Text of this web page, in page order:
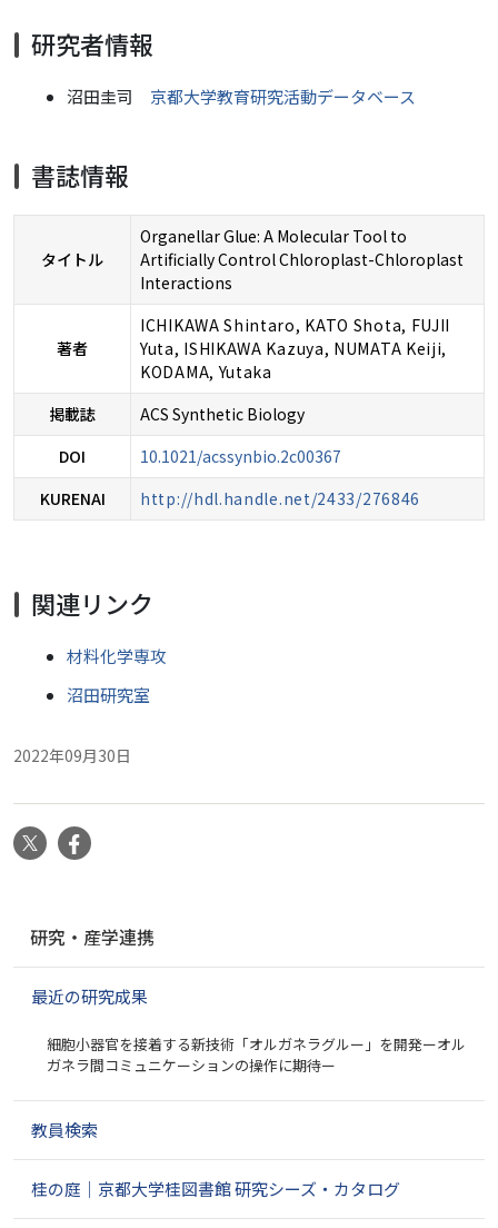
研究者情報
沼田圭司 京都大学教育研究活動データベース
書誌情報
タイトル
Organellar Glue: A Molecular Tool to
Artificially Control Chloroplast-Chloroplast
Interactions
著者
ICHIKAWA Shintaro, KATO Shota, FUJII
Yuta, ISHIKAWA Kazuya, NUMATA Keiji,
KODAMA, Yutaka
掲載誌
ACS Synthetic Biology
DOI
10.1021/acssynbio.2c00367
KURENAI
http://hdl.handle.net/2433/276846
関連リンク
材料化学専攻
沼田研究室
2022年09月30日
X
ゲ
研究・産学連携
最近の研究成果
細胞小器官を接着する新技術「オルガネラグルー」を開発ーオル
ガネラ間コミュニケーションの操作に期待ー
教員検索
桂の庭｜京都大学桂図書館 研究シーズ・カタログ